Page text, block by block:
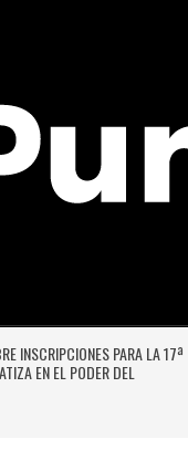
INSCRIPCIONES PARA LA 17ª
EN EL PODER DEL